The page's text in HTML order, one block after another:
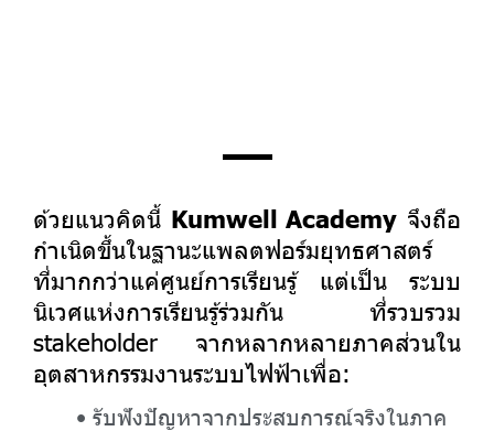
ด้วยแนวคิดนี้ Kumwell Academy จึงถือ
กำเนิดขึ้นในฐานะแพลตฟอร์มยุทธศาสตร์
ที่มากกว่าแค่ศูนย์การเรียนรู้ แต่เป็น ระบบ
นิเวศแห่งการเรียนรู้ร่วมกัน ที่รวบรวม
stakeholder จากหลากหลายภาคส่วนใน
อุตสาหกรรมงานระบบไฟฟ้าเพื่อ:
รับฟังปัญหาจากประสบการณ์จริงในภาค